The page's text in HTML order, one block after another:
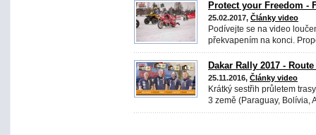
Protect your Freedom -
25.02.2017, Články video
Podívejte se na video
překvapením na konci.
Dakar Rally 2017 -
25.11.2016, Články video
Krátký sestřih průletem
3 země (Paraguay, Bolívia,